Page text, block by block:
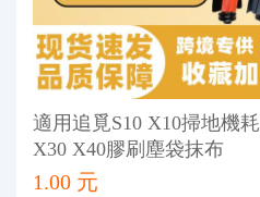
適用追覓S10 X10掃地機
X30 X40膠刷塵袋抹布
1.00 元